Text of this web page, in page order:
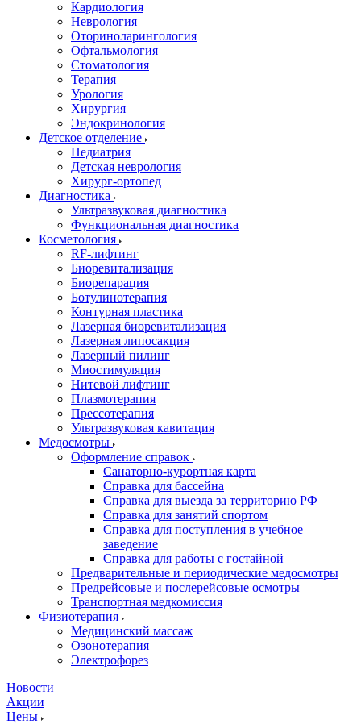
Кардиология
Неврология
Оториноларингология
Офтальмология
Стоматология
Терапия
Урология
Хирургия
Эндокринология
Детское отделение
Педиатрия
Детская неврология
Хирург-ортопед
Диагностика
Ультразвуковая диагностика
Функциональная диагностика
Косметология
RF-лифтинг
Биоревитализация
Биорепарация
Ботулинотерапия
Контурная пластика
Лазерная биоревитализация
Лазерная липосакция
Лазерный пилинг
Миостимуляция
Нитевой лифтинг
Плазмотерапия
Прессотерапия
Ультразвуковая кавитация
Медосмотры
Оформление справок
Санаторно-курортная карта
Справка для бассейна
Справка для выезда за территорию РФ
Справка для занятий спортом
Справка для поступления в учебное
заведение
Справка для работы с гостайной
Предварительные и периодические медосмотры
Предрейсовые и послерейсовые осмотры
Транспортная медкомиссия
Физиотерапия
Медицинский массаж
Озонотерапия
Электрофорез
Новости
Акции
Цены